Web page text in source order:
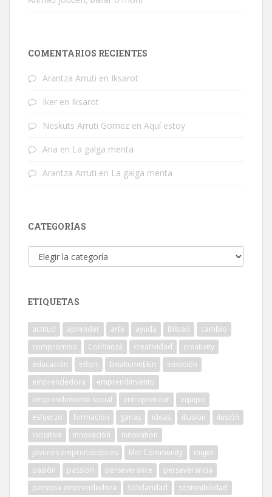
COMENTARIOS RECIENTES
Arantza Arruti en Iksarot
Iker en Iksarot
Neskuts Arruti Gomez en Aquí estoy
Ana en La galga menta
Arantza Arruti en La galga menta
CATEGORÍAS
Categorías
ETIQUETAS
actitud aprender arte ayuda Bilbao
cambio
compromiso
Confianza creatividad
creativity
educación
effort EmakumeEkin
emoción
emprendedora
emprendimiento
emprendimiento social
entrepreneur
equipo
esfuerzo
formación ganas ideas illusion
ilusión
iniciativa
innovación
innovation
jóvenes emprendedores
Met Community
mujer
pasión
passion perseverance
perseverancia
persona emprendedora
Solidaridad
sostenibilidad